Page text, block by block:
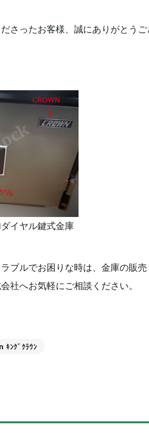
さったお客様、誠にありがとうご
イヤル鍵式金庫
ブルでお困りな時は、金庫の販
社へお気軽にご相談ください。
ｷﾝｸﾞｸﾗｳﾝ